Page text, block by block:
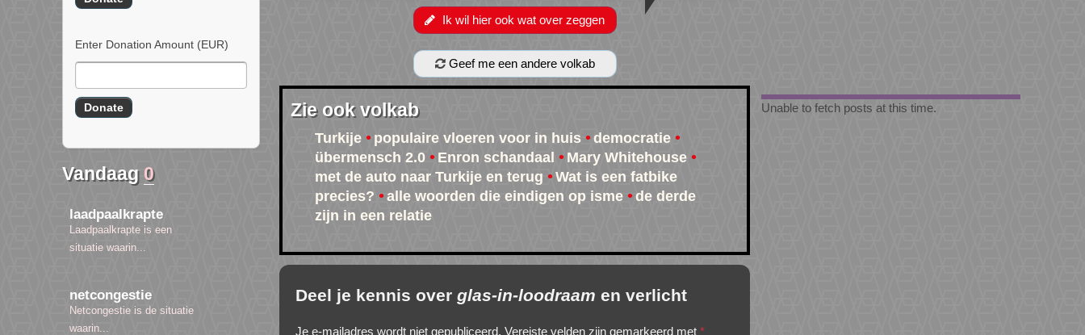
Enter Donation Amount (EUR)
Vandaag 0
laadpaalkrapte
Laadpaalkrapte is een
situatie waarin...
netcongestie
Netcongestie is de situatie
waarin...
Ik wil hier ook wat over zeggen
Geef me een andere volkab
Zie ook volkab
Turkije populaire vloeren voor in huis
democratie
übermensch 2.0
Enron schandaal
Mary Whitehouse
met de auto naar Turkije en terug
Wat is een fatbike
precies?
alle woorden die eindigen op isme
de derde
zijn in een relatie
Deel je kennis over glas-in-loodraam en verlicht
Je e-mailadres wordt niet gepubliceerd. Vereiste velden zijn gemarkeerd met *
Unable to fetch posts at this time.